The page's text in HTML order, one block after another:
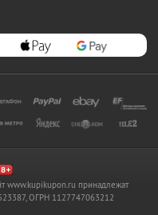
www.kupikupon.ru принадлежат
ОГРН 1127747063212